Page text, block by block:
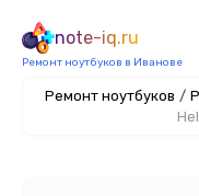
note-iq.ru
Ремонт ноутбуков в Иванове
Ремонт ноутбуков /